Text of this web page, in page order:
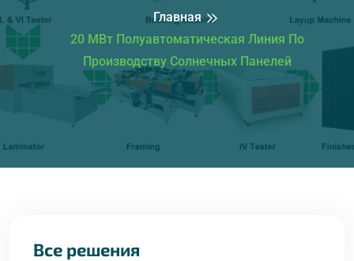
Главная
20 МВт Полуавтоматическая Линия По
Производству Солнечных Панелей
Все решения